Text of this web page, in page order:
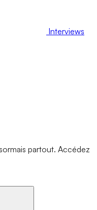
Interviews
partout. Accédez